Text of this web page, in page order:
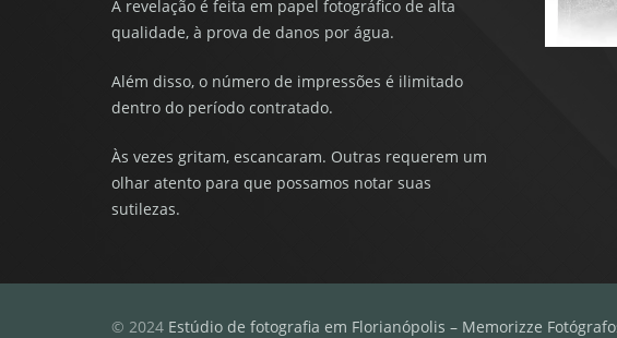
A revelação é feita em papel fotográfico de alta
qualidade, à prova de danos por água.
Além disso, o número de impressões é ilimitado
dentro do período contratado.
Às vezes gritam, escancaram. Outras requerem um
olhar atento para que possamos notar suas
sutilezas.
© 2024 Estúdio de fotografia em Florianópolis – Memorizze